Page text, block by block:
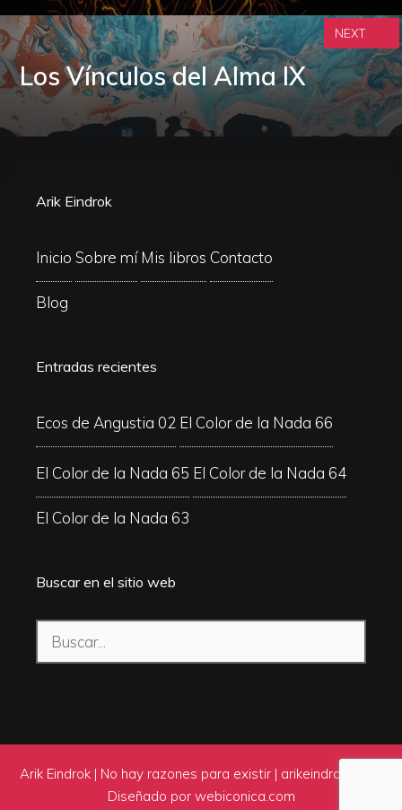
Los Vínculos del Alma IX
NEXT
Arik Eindrok
Inicio Sobre mí Mis libros Contacto
Blog
Entradas recientes
Ecos de Angustia 02 El Color de la Nada 66
El Color de la Nada 65 El Color de la Nada 64
El Color de la Nada 63
Buscar en el sitio web
Arik Eindrok | No hay razones para existir | arikeindrok.com
Diseñado por webiconica.com